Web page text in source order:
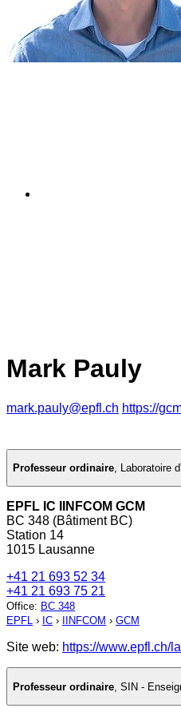
Mark Pauly
mark.pauly@epfl.ch https://
Professeur ordinaire, Laboratoire
EPFL IC IINFCOM GCM
BC 348 (Bâtiment BC)
Station 14
1015 Lausanne
+41 21 693 52 34
+41 21 693 75 21
Office: BC 348
EPFL › IC › IINFCOM › GCM
Site web: https://www.epfl.ch/
Professeur ordinaire SIN -